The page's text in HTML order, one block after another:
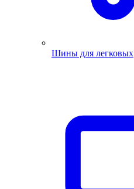
Шины для легковых